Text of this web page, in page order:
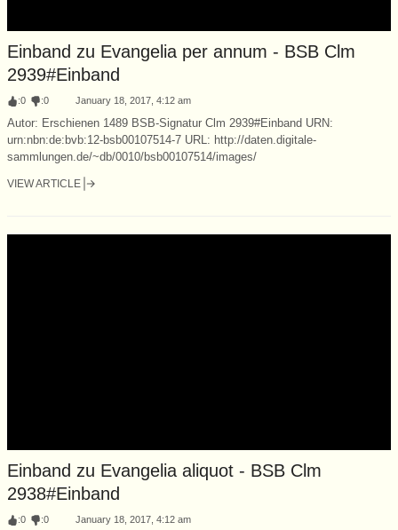
Einband zu Evangelia per annum - BSB Clm
2939#Einband
:0 :0 January 18, 2017, 4:12 am
Autor: Erschienen 1489 BSB-Signatur Clm 2939#Einband URN:
urn:nbn:de:bvb:12-bsb00107514-7 URL: http://daten.digitale-
sammlungen.de/~db/0010/bsb00107514/images/
VIEW ARTICLE
Einband zu Evangelia aliquot - BSB Clm
2938#Einband
:0 :0 January 18, 2017, 4:12 am